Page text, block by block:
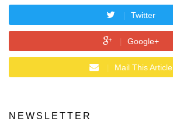
Twitter
Google+
Mail This Article
NEWSLETTER